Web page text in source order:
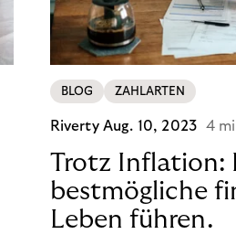
BLOG ZAHLARTEN
Riverty Aug. 10, 2023 4
Trotz Inflation:
bestmögliche
Leben führen.